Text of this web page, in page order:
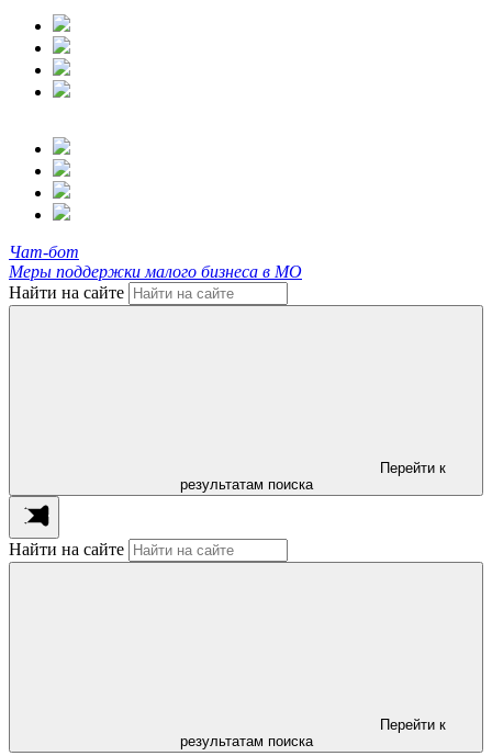
Чат-бот
Меры поддержки малого бизнеса в МО
Найти на сайте
Перейти к
результатам поиска
Найти на сайте
Перейти к
результатам поиска